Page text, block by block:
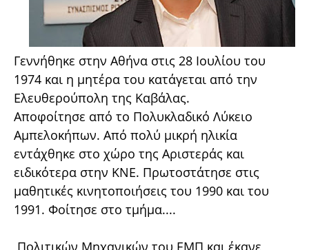
Γεννήθηκε στην Αθήνα στις 28 Ιουλίου του
1974 και η μητέρα του κατάγεται από την
Ελευθερούπολη της Καβάλας.
Αποφοίτησε από το Πολυκλαδικό Λύκειο
Αμπελοκήπων. Από πολύ μικρή ηλικία
εντάχθηκε στο χώρο της Αριστεράς και
ειδικότερα στην ΚΝΕ. Πρωτοστάτησε στις
μαθητικές κινητοποιήσεις του 1990 και του
1991. Φοίτησε στο τμήμα....
Πολιτικών Μηχανικών του ΕΜΠ και έκανε